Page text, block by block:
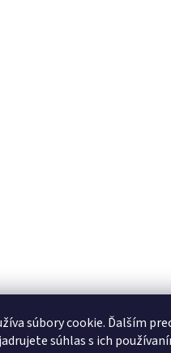
súbory cookie. Ďalším
súhlas s ich
Reklamačný poriadok